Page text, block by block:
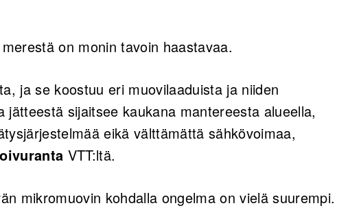
on monin tavoin haastavaa.
ja se koostuu eri muovilaaduista ja niiden
jätteestä sijaitsee kaukana mantereesta alueella,
eikä välttämättä sähkövoimaa,
VTT:ltä.
mikromuovin kohdalla ongelma on vielä suurempi.